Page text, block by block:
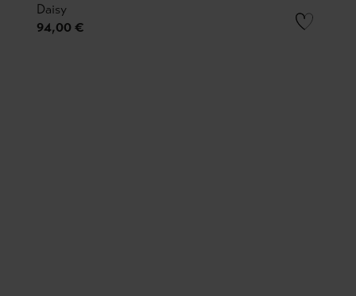
Daisy
94,00 €